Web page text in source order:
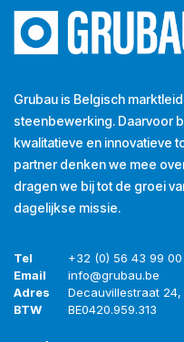
Grubau is Belgisch
steenbewerking. Daarvoor
kwalitatieve en innovatieve
partner denken we mee
dragen we bij tot de groei
dagelijkse missie.
Tel
+32 (0) 56 43 99 00
Email
info@grubau.be
Adres
Decauvillestraat 24,
BTW
BE0420.959.313